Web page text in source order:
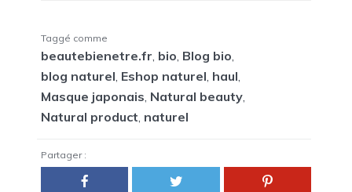
Taggé comme
beautebienetre.fr, bio, Blog bio,
blog naturel, Eshop naturel, haul,
Masque japonais, Natural beauty,
Natural product, naturel
Partager :